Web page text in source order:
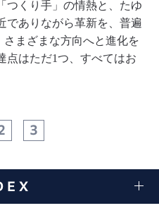
つくり手」の情熱と、たゆ
でありながら革新を、普遍
まざまな方向へと進化を
点はただ1つ、すべてはお
3